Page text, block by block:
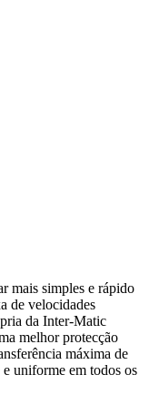
mais simples e rápido
de velocidades
da Inter-Matic
melhor protecção
máxima de
uniforme em todos os